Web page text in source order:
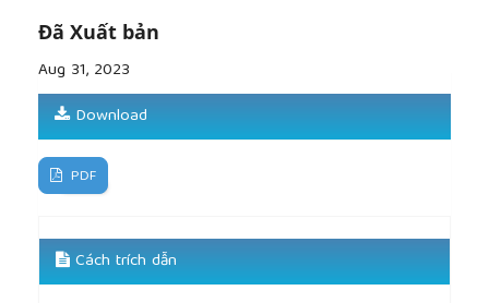
“Symbolic consumption of tourism destination
pp. 711-718, 2013.
[10]
Nam, Y. Ekinci, and G. Whyatt, “Brand equity,
brand loyalty and consumer satisfaction”,
Tourism Research
2011.
[11]
pp. 7-20, 2003.
[12] N. Sheth, “A factor analytical model of brand
Đã Xuất bản
Aug 31, 2023
Download
PDF
Cách trích dẫn